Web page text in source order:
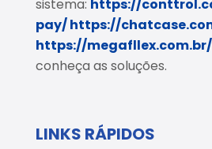
sistema: https://
pay/https://
https://megafllex.com.br/
conheça as soluções.
LINKS RÁPIDOS